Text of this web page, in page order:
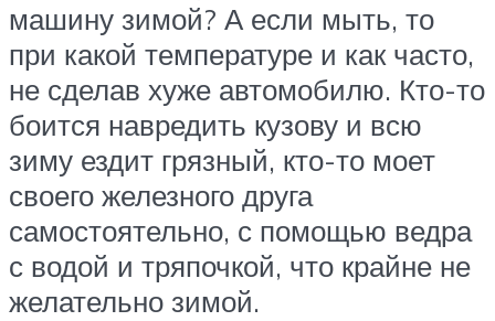
машину зимой? А если мыть, то
при какой температуре и как часто,
не сделав хуже автомобилю. Кто-то
боится навредить кузову и всю
зиму ездит грязный, кто-то моет
своего железного друга
самостоятельно, с помощью ведра
с водой и тряпочкой, что крайне не
желательно зимой.